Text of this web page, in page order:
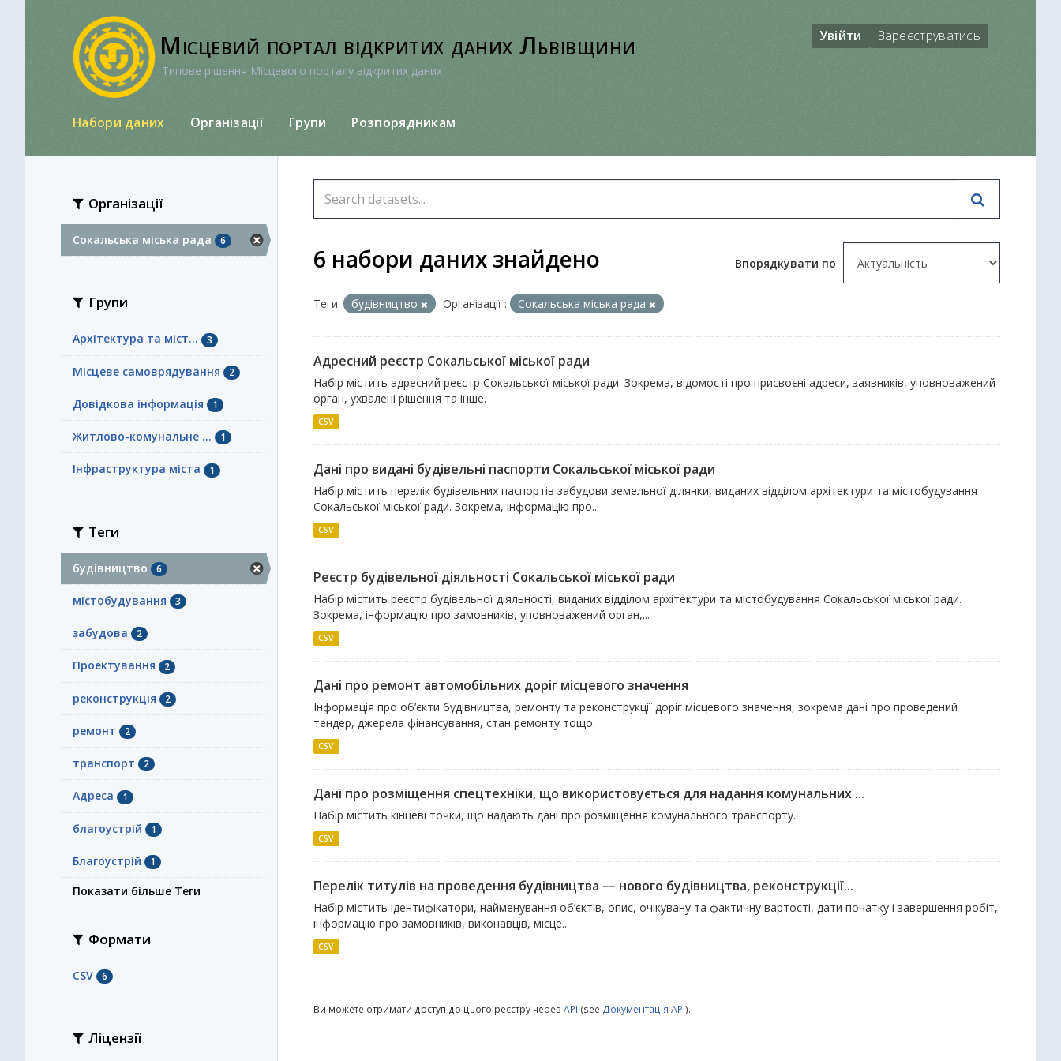
Місцевий портал відкритих даних Львівщини
Типове рішення Місцевого порталу відкритих даних
Увійти Зареєструватись
Набори даних Організації Групи Розпорядникам
Організації
Сокальська міська рада 6
Групи
Архітектура та міст... 3
Місцеве самоврядування 2
Довідкова інформація 1
Житлово-комунальне ... 1
Інфраструктура міста 1
Теги
будівництво 6
містобудування 3
забудова 2
Проектування 2
реконструкція 2
ремонт 2
транспорт 2
Адреса 1
благоустрій 1
Благоустрій 1
Показати більше Теги
Формати
CSV 6
Ліцензії
Впорядкувати по
6 набори даних знайдено
Теги: будівництво Організації : Сокальська міська рада
Адресний реєстр Сокальської міської ради
Набір містить адресний реєстр Сокальської міської ради. Зокрема, відомості про присвоєні адреси, заявників, уповноважений
орган, ухвалені рішення та інше.
CSV
Дані про видані будівельні паспорти Сокальської міської ради
Набір містить перелік будівельних паспортів забудови земельної ділянки, виданих відділом архітектури та містобудування
Сокальської міської ради. Зокрема, інформацію про...
CSV
Реєстр будівельної діяльності Сокальської міської ради
Набір містить реєстр будівельної діяльності, виданих відділом архітектури та містобудування Сокальської міської ради.
Зокрема, інформацію про замовників, уповноважений орган,...
CSV
Дані про ремонт автомобільних доріг місцевого значення
Інформація про об’єкти будівництва, ремонту та реконструкції доріг місцевого значення, зокрема дані про проведений
тендер, джерела фінансування, стан ремонту тощо.
CSV
Дані про розміщення спецтехніки, що використовується для надання комунальних ...
Набір містить кінцеві точки, що надають дані про розміщення комунального транспорту.
CSV
Перелік титулів на проведення будівництва — нового будівництва, реконструкції...
Набір містить ідентифікатори, найменування об’єктів, опис, очікувану та фактичну вартості, дати початку і завершення робіт,
інформацію про замовників, виконавців, місце...
CSV
Ви можете отримати доступ до цього реєстру через API (see Документація API).